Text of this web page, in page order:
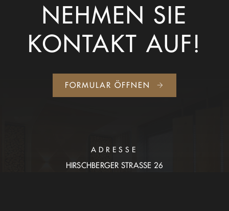
NEHMEN SIE
KONTAKT AUF!
FORMULAR ÖFFNEN
ADRESSE
HIRSCHBERGER STRASSE 26